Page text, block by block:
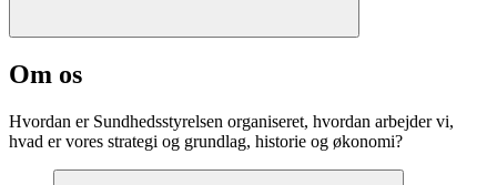
Om os
Hvordan er Sundhedsstyrelsen organiseret, hvordan arbejder vi,
hvad er vores strategi og grundlag, historie og økonomi?